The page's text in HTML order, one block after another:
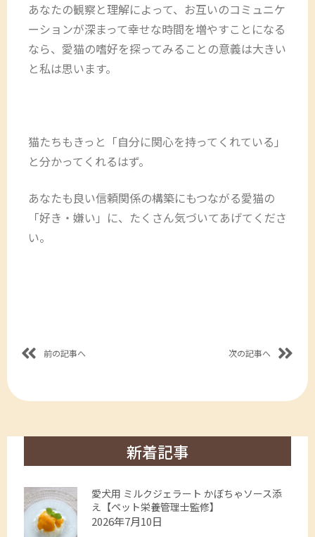
あなたの観察と理解によって、お互いのコミュニケ
ーションが深まって幸せな時間を増やすことになる
なら、愛猫の嗜好を探ってみることの意義は大きい
と私は思います。
猫たちもきっと「自分に関心を持ってくれている」
と分かってくれるはず。
あなたも良い信頼関係の構築にもつながる愛猫の
「好き・嫌い」に、たくさん気づいてあげてくださ
い。
前の記事へ 次の記事へ
新着記事
愛犬用 ミルクジェラート かぼちゃソース添
え【ペット栄養管理士監修】
2026年7月10日